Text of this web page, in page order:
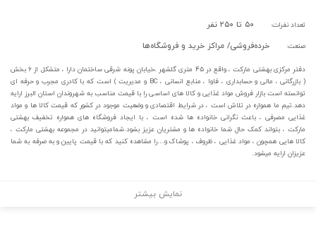
تعداد نفرات: ۵۰ تا ۲۵۰ نفر
صنعت: خرده‌فروشی/ مراکز خرید و فروشگاه‌ها
دفتر مرکزی بهشتی مارکت ، واقع در ۴۵ متری گلشهر ،خیابان پونه شرقی ساختمان دارا ، متشکل از ۶ بخش
( بازرگانی ، مالی و حسابداری ، فاوا ، منابع انسانی ، BC و مدیریت ) است که با کادری مجرب و حرفه ای
توانسته است بازار فروش مواد غذایی و کالا های اساسی را با قیمت مناسب به شهروندان استان البرز ارایه
دهد.تیم ما همواره در تلاش است ، در شرایط اقتصادی و وضعیت موجود در کشور که قیمت کالا ها و مواد
غذایی مصرفی ، باعث نگرانی خانواده ها شده است ، با ایجاد فروشگاه های همواره تخفیف بهشتی
مارکت ، بتواند کمک حال شما خانواده ها و مشتریان عزیز بشود.شمامیتوانید در مجموعه بهشتی مارکت ،
کالا هایی همچون ، مواد غذایی ، ظروف ، پوشاک و…را مشاهده کنید که با قیمت پایین و به صرفه به شما
عزیزان ارایه میشود.
نمایش بیشتر